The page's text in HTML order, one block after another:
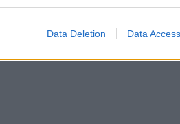
Data Deletion Data Access